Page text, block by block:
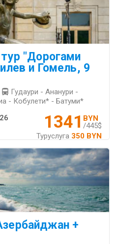
"Дорогами
и Гомель, 9
Гудаури - Ананури -
- Кобулети* - Батуми*
1341 BYN
/445$
Туруслуга 350 BYN
+